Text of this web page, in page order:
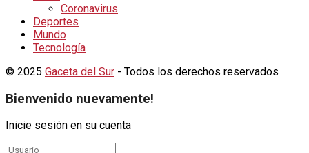
Coronavirus
Deportes
Mundo
Tecnología
© 2025 Gaceta del Sur - Todos los derechos reservados
Bienvenido nuevamente!
Inicie sesión en su cuenta